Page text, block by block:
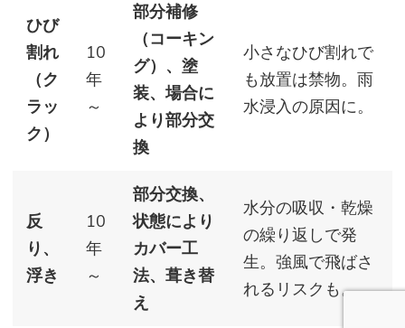
ひび
割れ
（ク
ラッ
ク）
10
年
～
部分補修
（コーキン
グ）、塗
装、場合に
より部分交
換
小さなひび割れで
も放置は禁物。雨
水浸入の原因に。
反
り、
浮き
10
年
～
部分交換、
状態により
カバー工
法、葺き替
え
水分の吸収・乾燥
の繰り返しで発
生。強風で飛ばさ
れるリスクも。